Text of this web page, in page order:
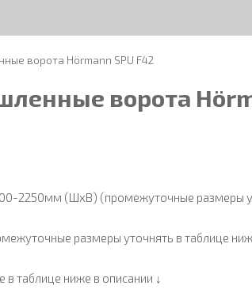
ворота Hörmann SPU F42
ворота
2250мм (ШхВ) (промежуточные размеры
размеры уточнять в таблице
таблице ниже в описании ↓